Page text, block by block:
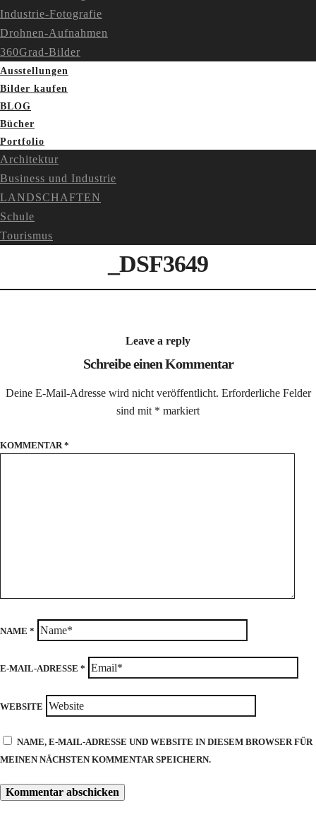
Industrie-Fotografie
Drohnen-Aufnahmen
360Grad-Bilder
Ausstellungen
Bilder kaufen
BLOG
Bücher
Portfolio
Architektur
Business und Industrie
LANDSCHAFTEN
Schule
Tourismus
_DSF3649
Leave a reply
Schreibe einen Kommentar
Deine E-Mail-Adresse wird nicht veröffentlicht. Erforderliche Felder
sind mit * markiert
KOMMENTAR *
NAME *
E-MAIL-ADRESSE *
WEBSITE
NAME, E-MAIL-ADRESSE UND WEBSITE IN DIESEM BROWSER FÜR
MEINEN NÄCHSTEN KOMMENTAR SPEICHERN.